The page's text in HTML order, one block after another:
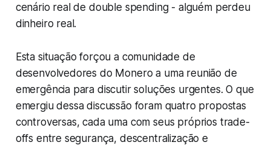
cenário real de double spending - alguém perdeu
dinheiro real.
Esta situação forçou a comunidade de
desenvolvedores do Monero a uma reunião de
emergência para discutir soluções urgentes. O que
emergiu dessa discussão foram quatro propostas
controversas, cada uma com seus próprios trade-
offs entre segurança, descentralização e